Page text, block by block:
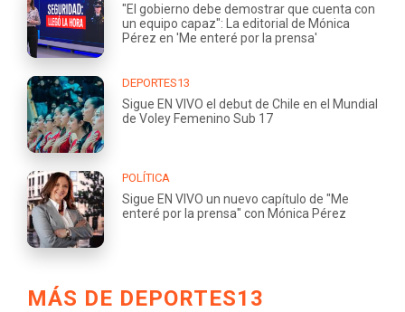
"El gobierno debe demostrar que cuenta con
un equipo capaz": La editorial de Mónica
Pérez en 'Me enteré por la prensa'
DEPORTES13
Sigue EN VIVO el debut de Chile en el Mundial
de Voley Femenino Sub 17
POLÍTICA
Sigue EN VIVO un nuevo capítulo de "Me
enteré por la prensa" con Mónica Pérez
MÁS DE DEPORTES13